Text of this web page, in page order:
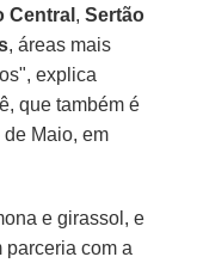
Central ,Sertão
, áreas mais
explica
que também é
Maio, em
e girassol, e
parceria com a